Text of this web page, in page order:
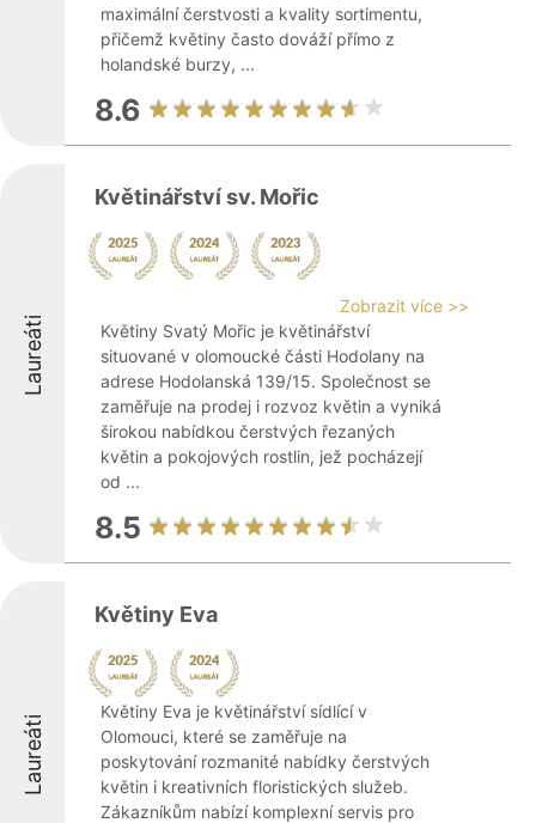
maximální čerstvosti a kvality sortimentu,
přičemž květiny často dováží přímo z
holandské burzy, ...
8.6
Laureáti
Květinářství sv. Mořic
Zobrazit více >>
Květiny Svatý Mořic je květinářství
situované v olomoucké části Hodolany na
adrese Hodolanská 139/15. Společnost se
zaměřuje na prodej i rozvoz květin a vyniká
širokou nabídkou čerstvých řezaných
květin a pokojových rostlin, jež pocházejí
od ...
8.5
Laureáti
Květiny Eva
Květiny Eva je květinářství sídlící v
Olomouci, které se zaměřuje na
poskytování rozmanité nabídky čerstvých
květin i kreativních floristických služeb.
Zákazníkům nabízí komplexní servis pro